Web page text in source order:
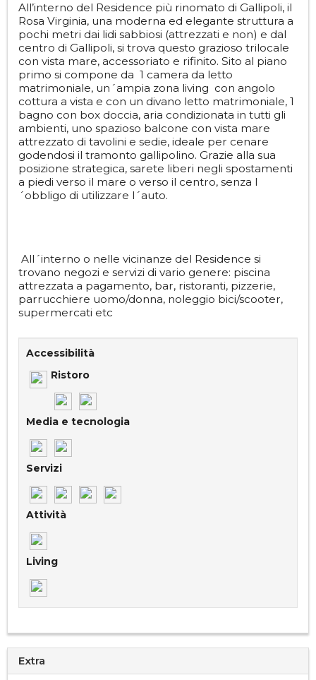
All’interno del Residence più rinomato di Gallipoli, il
Rosa Virginia, una moderna ed elegante struttura a
pochi metri dai lidi sabbiosi (attrezzati e non) e dal
centro di Gallipoli, si trova questo grazioso trilocale
con vista mare, accessoriato e rifinito. Sito al piano
primo si compone da 1 camera da letto
matrimoniale, un´ampia zona living con angolo
cottura a vista e con un divano letto matrimoniale, 1
bagno con box doccia, aria condizionata in tutti gli
ambienti, uno spazioso balcone con vista mare
attrezzato di tavolini e sedie, ideale per cenare
godendosi il tramonto gallipolino. Grazie alla sua
posizione strategica, sarete liberi negli spostamenti
a piedi verso il mare o verso il centro, senza l
´obbligo di utilizzare l´auto.
All´interno o nelle vicinanze del Residence si
trovano negozi e servizi di vario genere: piscina
attrezzata a pagamento, bar, ristoranti, pizzerie,
parrucchiere uomo/donna, noleggio bici/scooter,
supermercati etc
Accessibilità
Ristoro
Media e tecnologia
Servizi
Attività
Living
Extra